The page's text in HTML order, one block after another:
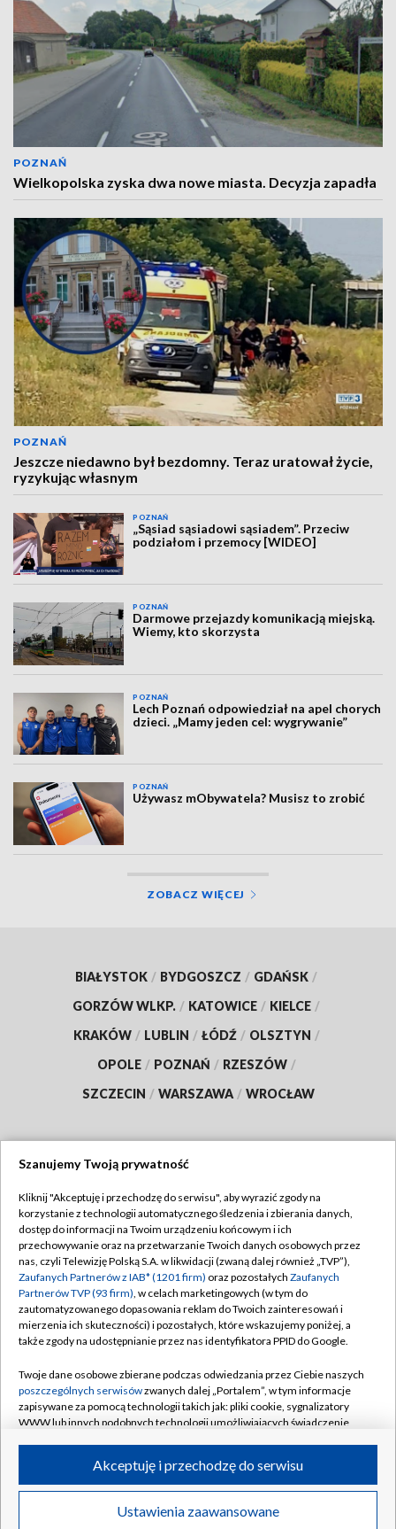
POZNAŃ
Wielkopolska zyska dwa nowe miasta. Decyzja zapadła
POZNAŃ
Jeszcze niedawno był bezdomny. Teraz uratował życie,
ryzykując własnym
POZNAŃ
„Sąsiad sąsiadowi sąsiadem”. Przeciw
podziałom i przemocy [WIDEO]
POZNAŃ
Darmowe przejazdy komunikacją miejską.
Wiemy, kto skorzysta
POZNAŃ
Lech Poznań odpowiedział na apel chorych
dzieci. „Mamy jeden cel: wygrywanie”
POZNAŃ
Używasz mObywatela? Musisz to zrobić
ZOBACZ WIĘCEJ
BIAŁYSTOK / BYDGOSZCZ / GDAŃSK /
GORZÓW WLKP. / KATOWICE / KIELCE /
KRAKÓW / LUBLIN / ŁÓDŹ / OLSZTYN /
OPOLE / POZNAŃ / RZESZÓW /
SZCZECIN / WARSZAWA / WROCŁAW
TVP
Abonament TVP
Emisja w TVP
Centrum informacji TVP
Naziemna Telewizja Cyfrowa
Rada Programowa
System NOS
Informacje o nadawcy
Program dla prasy
Regulamin TVP
Polityka prywatności
Moje zgody
Pomoc
Kontakt
Kanały
©2026 Telewizja Polska S.A. w likwidacji
Szanujemy Twoją prywatność
Kliknij "Akceptuję i przechodzę do serwisu", aby wyrazić zgody na
korzystanie z technologii automatycznego śledzenia i zbierania danych,
dostęp do informacji na Twoim urządzeniu końcowym i ich
przechowywanie oraz na przetwarzanie Twoich danych osobowych przez
nas, czyli Telewizję Polską S.A. w likwidacji (zwaną dalej również „TVP”),
Zaufanych Partnerów z IAB* (1201 firm) oraz pozostałych Zaufanych
Partnerów TVP (93 firm), w celach marketingowych (w tym do
zautomatyzowanego dopasowania reklam do Twoich zainteresowań i
mierzenia ich skuteczności) i pozostałych, które wskazujemy poniżej, a
także zgody na udostępnianie przez nas identyfikatora PPID do Google.
Twoje dane osobowe zbierane podczas odwiedzania przez Ciebie naszych
poszczególnych serwisówzwanych dalej „Portalem”, w tym informacje
zapisywane za pomocą technologii takich jak: pliki cookie, sygnalizatory
WWW lub innych podobnych technologii umożliwiających świadczenie
ruchu w Internecie.
Twoje dane osobowe zbierane podczas odwiedzania przez Ciebie
poszczególnych serwisówna Portalu, takie jak adresy IP, identyfikatory
Ustawienia zaawansowane
Akceptuję i przechodzę do serwisu